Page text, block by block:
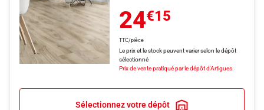
24€15
TTC/pièce
Le prix et le stock peuvent varier selon le dépôt
sélectionné
Prix de vente pratiqué par le dépôt d'Artigues.
Sélectionnez votre dépôt